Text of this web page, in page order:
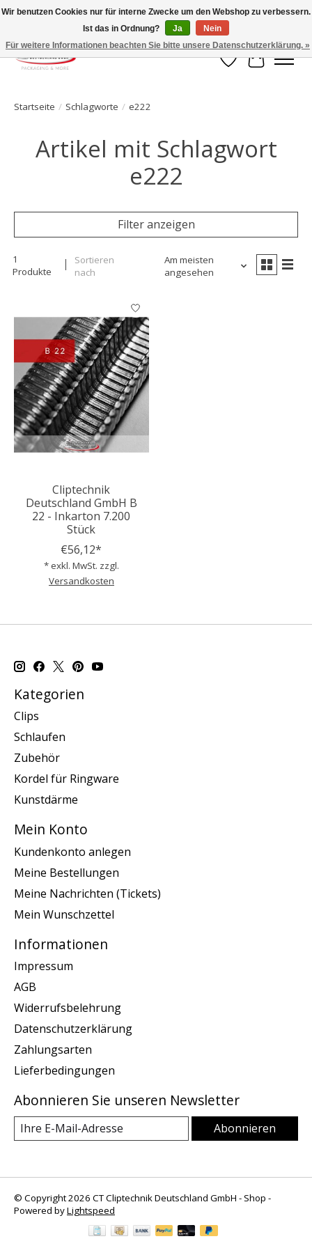
Ihr Onlineshop für Clipverschlusstechnik!
Wunschzettel
Ihr
Startseite / Schlagworte / e222
Artikel mit Schlagwort
e222
Filter anzeigen
1
Produkte
Sortieren
nach
Am meisten
angesehen
Cliptechnik
Deutschland GmbH B
22 - Inkarton 7.200
Stück
€56,12*
* exkl. MwSt. zzgl.
Versandkosten
Kategorien
Clips
Schlaufen
Zubehör
Kordel für Ringware
Kunstdärme
Mein Konto
Kundenkonto anlegen
Meine Bestellungen
Meine Nachrichten (Tickets)
Mein Wunschzettel
Informationen
Impressum
AGB
Widerrufsbelehrung
Datenschutzerklärung
Zahlungsarten
Lieferbedingungen
Abonnieren Sie unseren Newsletter
Abonnieren
© Copyright 2026 CT Cliptechnik Deutschland GmbH - Shop -
Powered byLightspeed
Wir benutzen Cookies nur für interne Zwecke um den Webshop zu verbessern.
Ist das in Ordnung?
Ja
Nein
Für weitere Informationen beachten Sie bitte unsere Datenschutzerklärung. »